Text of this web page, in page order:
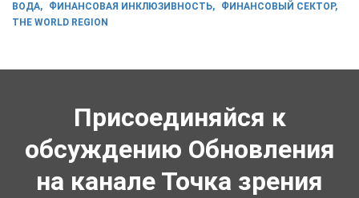
ВОДА ФИНАНСОВАЯ ИНКЛЮЗИВНОСТЬ
ФИНАНСОВЫЙ СЕКТОР
THE WORLD REGION
Присоединяйся к
обсуждению Обновления
на канале Точка зрения